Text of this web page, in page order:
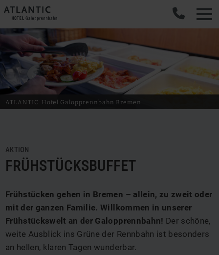
ATLANTIC Hotel Galopprennbahn Bremen
AKTION
FRÜHSTÜCKSBUFFET
Frühstücken gehen in Bremen – allein, zu zweit oder
mit der ganzen Familie. Willkommen in unserer
Frühstückswelt an der Galopprennbahn! Der schöne,
weite Ausblick ins Grüne der Rennbahn ist besonders
an hellen, klaren Tagen wunderbar.